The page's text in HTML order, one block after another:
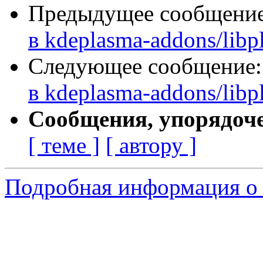
Предыдущее
в kdeplasma-addons/
Следующее
в kdeplasma-addons/
Сообщения,
[ теме ] [ автору ]
Подробная информация о